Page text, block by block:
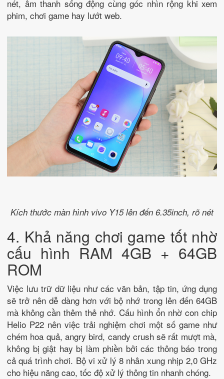
nét, âm thanh sống động cùng góc nhìn rộng khi xem
phim, chơi game hay lướt web.
Kích thước màn hình vivo Y15 lên đến 6.35inch, rõ nét
4. Khả năng chơi game tốt nhờ
cấu hình RAM 4GB + 64GB
ROM
Việc lưu trữ dữ liệu như các văn bản, tập tin, ứng dụng
sẽ trở nên dễ dàng hơn với bộ nhớ trong lên đến 64GB
mà không cần thêm thẻ nhớ. Cấu hình ổn nhờ con chip
Helio P22 nên việc trải nghiệm chơi một số game như
chém hoa quả, angry bird, candy crush sẽ rất mượt mà,
không bị giật hay bị làm phiền bởi các thông báo trong
cả quá trình chơi. Bộ vi xử lý 8 nhân xung nhịp 2,0 GHz
cho hiệu năng cao, tốc độ xử lý thông tin nhanh chóng.